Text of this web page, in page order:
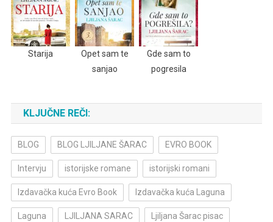
Starija
Opet sam te
sanjao
Gde sam to
pogresila
KLJUČNE REČI:
BLOG BLOG LJILJANE ŠARAC EVRO BOOK
Intervju istorijske romane istorijski romani
Izdavačka kuća Evro Book Izdavačka kuća Laguna
Laguna LJILJANA SARAC Ljiljana Šarac pisac